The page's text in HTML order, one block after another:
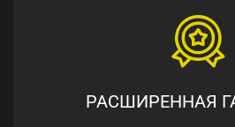
РАСШИРЕННАЯ